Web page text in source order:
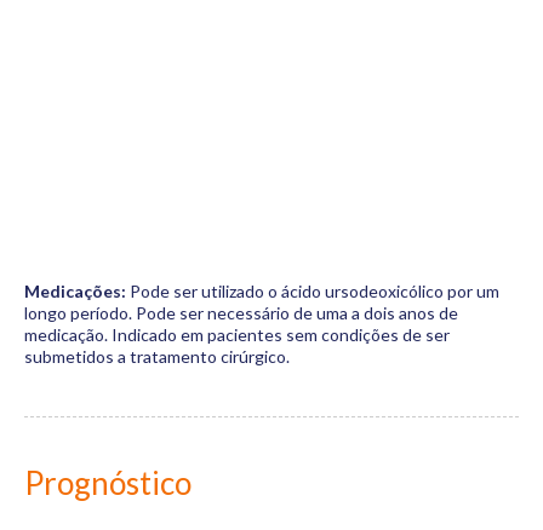
Medicações: Pode ser utilizado o ácido ursodeoxicólico por um
longo período. Pode ser necessário de uma a dois anos de
medicação. Indicado em pacientes sem condições de ser
submetidos a tratamento cirúrgico.
Prognóstico